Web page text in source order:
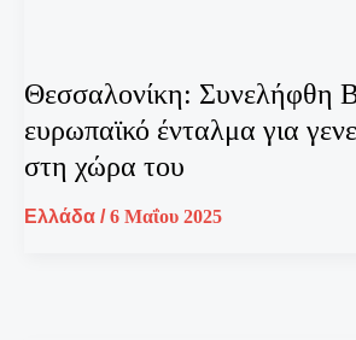
Θεσσαλονίκη: Συνελήφθη
ευρωπαϊκό ένταλμα για
στη χώρα του
Ελλάδα /6 Μαΐου 2025